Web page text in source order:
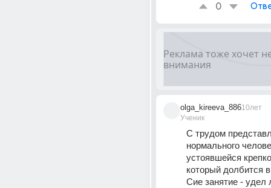
0
olga_kireeva_886
Ученик
10лет
С трудом
нормального
устоявшейся
который долбится
Сие занятие - удел